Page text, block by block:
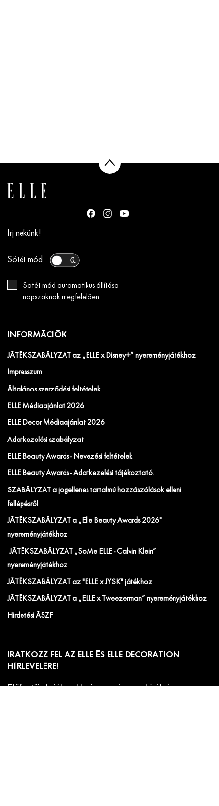
Írj nekünk!
Sötét mód
Sötét mód automatikus állítása
napszaknak megfelelően
INFORMÁCIÓK
JÁTÉKSZABÁLYZAT az „ELLE x Disney+” nyereményjátékhoz
Impresszum
Általános szerződési feltételek
ELLE Médiaajánlat 2026
ELLE Decor Médiaajánlat 2026
Adatkezelési szabályzat
ELLE Beauty Awards - Nevezési feltételek
ELLE Beauty Awards - Adatkezelési tájékoztató.
SZABÁLYZAT a jogellenes tartalmú hozzászólások elleni
fellépésről
JÁTÉKSZABÁLYZAT a „Elle Beauty Awards 2026"
nyereményjátékhoz
JÁTÉKSZABÁLYZAT „SoMe ELLE - Calvin Klein”
nyereményjátékhoz
JÁTÉKSZABÁLYZAT az "ELLE x JYSK" játékhoz
JÁTÉKSZABÁLYZAT a „ELLE x Tweezerman” nyereményjátékhoz
Hirdetési ÁSZF
IRATKOZZ FEL AZ ELLE ÉS ELLE DECORATION
HÍRLEVELÉRE!
Előfizetői akciók, exkluzív eseménymeghívók és